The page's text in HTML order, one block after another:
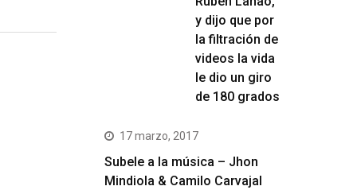
y dijo que por
la filtración de
videos la vida
le dio un giro
de 180 grados
17 marzo, 2017
Subele a la música – Jhon
Mindiola & Camilo Carvajal